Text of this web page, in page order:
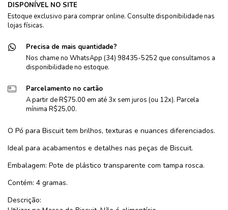
DISPONÍVEL NO SITE
Estoque exclusivo para comprar online. Consulte disponibilidade nas
lojas físicas.
Precisa de mais quantidade?
Nos chame no WhatsApp (34) 98435-5252 que consultamos a
disponibilidade no estoque.
Parcelamento no cartão
A partir de R$75.00 em até 3x sem juros (ou 12x). Parcela
mínima R$25,00.
O Pó para Biscuit tem brilhos, texturas e nuances diferenciados.
Ideal para acabamentos e detalhes nas peças de Biscuit.
Embalagem: Pote de plástico transparente com tampa rosca.
Contém: 4 gramas.
Descrição: